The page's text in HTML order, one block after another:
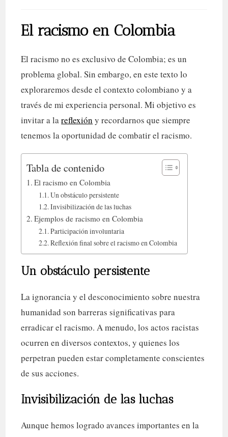
entrada:
entrada:
El racismo en Colombia
El racismo no es exclusivo de Colombia; es un
problema global. Sin embargo, en este texto lo
exploraremos desde el contexto colombiano y a
través de mi experiencia personal. Mi objetivo es
invitar a lareflexión y recordarnos que siempre
tenemos la oportunidad de combatir el racismo.
Tabla de contenido
El racismo en Colombia
Un obstáculo persistente
Invisibilización de las luchas
Ejemplos de racismo en Colombia
Participación involuntaria
Reflexión final sobre el racismo en Colombia
Un obstáculo persistente
La ignorancia y el desconocimiento sobre nuestra
humanidad son barreras significativas para
erradicar el racismo. A menudo, los actos racistas
ocurren en diversos contextos, y quienes los
perpetran pueden estar completamente conscientes
de sus acciones.
Invisibilización de las luchas
Aunque hemos logrado avances importantes en la